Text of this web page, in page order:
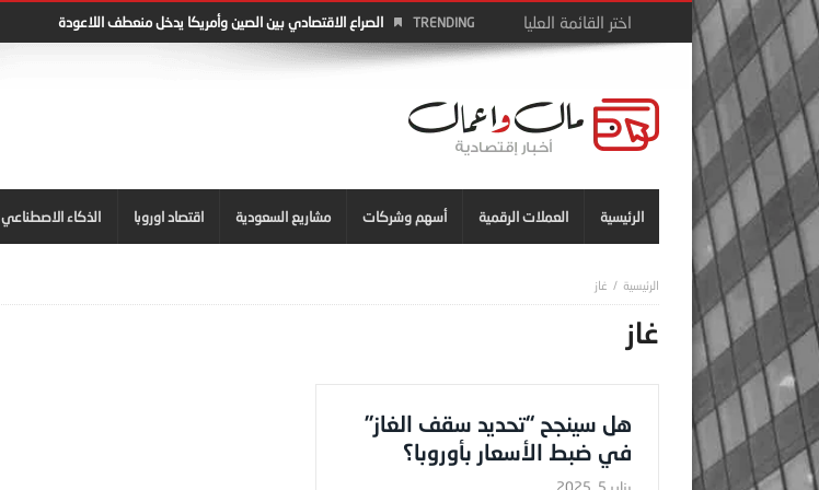
TRENDING الصراع الاقتصادي بين الصين وأمريكا يدخل منعطف اللاعودة
الرئيسية العملات الرقمية أسهم وشركات مشاريع السعودية اقتصاد اوروبا الذكاء الاصطناعي
غاز
غاز
هل سينجح “تحديد سقف الغاز”
في ضبط الأسعار بأوروبا؟